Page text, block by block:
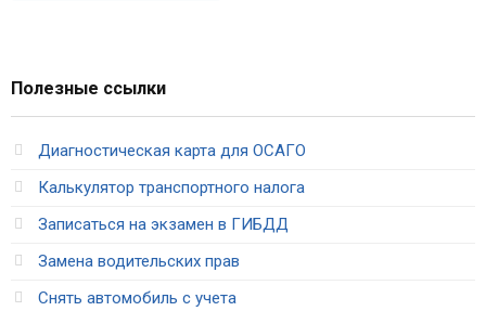
Полезные ссылки
Диагностическая карта для ОСАГО
Калькулятор транспортного налога
Записаться на экзамен в ГИБДД
Замена водительских прав
Снять автомобиль с учета